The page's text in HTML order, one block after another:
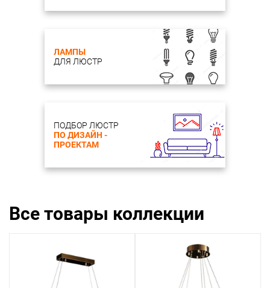
ЛАМПЫ
ДЛЯ ЛЮСТР
ПОДБОР ЛЮСТР
ПО ДИЗАЙН -
ПРОЕКТАМ
Все товары коллекции